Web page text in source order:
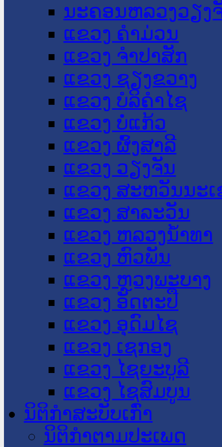
ນະ​ຄອນ​ຫລວງວຽງ
ແຂວງ ຄໍາມ່ວນ
ແຂວງ ຈໍາປາສັກ
ແຂວງ ຊຽງຂວາງ
ແຂວງ ບໍລິຄໍາໄຊ
ແຂວງ ບໍ່ແກ້ວ
ແຂວງ ຜົ້ງສາລີ
ແຂວງ ວຽງຈັນ
ແຂວງ ສະຫວັນນະ
ແຂວງ ສາລະວັນ
ແຂວງ ຫລວງນໍ້າທາ
ແຂວງ ຫົວພັນ
ແຂວງ ຫຼວງພະບາງ
ແຂວງ ອັດຕະປື
ແຂວງ ອຸດົມໄຊ
ແຂວງ ເຊກອງ
ແຂວງ ໄຊຍະບູລີ
ແຂວງ ໄຊສົມບູນ
ນິຕິກໍາສະບັບເກົ່າ
ນິຕິກຳຕາມປະເພດ